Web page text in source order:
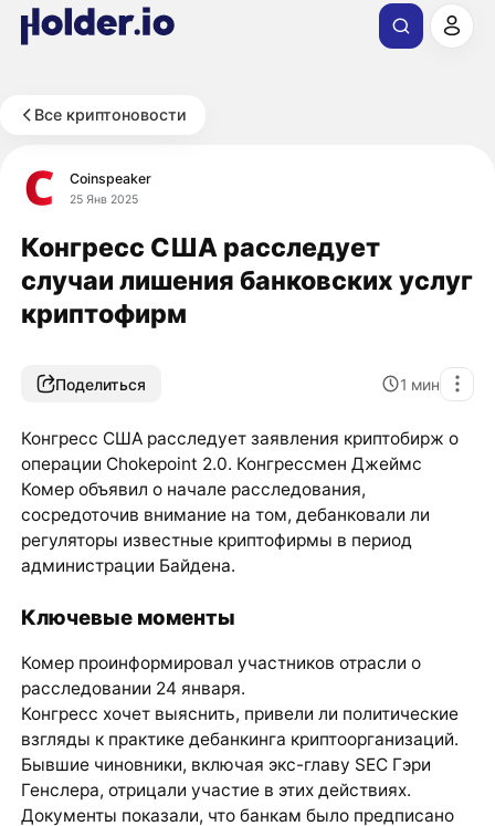
Все криптоновости
Coinspeaker
25 Янв 2025
Конгресс США расследует
случаи лишения банковских услуг
криптофирм
Поделиться 1 мин
Конгресс США расследует заявления криптобирж о
операции Chokepoint 2.0. Конгрессмен Джеймс
Комер объявил о начале расследования,
сосредоточив внимание на том, дебанковали ли
регуляторы известные криптофирмы в период
администрации Байдена.
Ключевые моменты
Комер проинформировал участников отрасли о
расследовании 24 января.
Конгресс хочет выяснить, привели ли политические
взгляды к практике дебанкинга криптоорганизаций.
Бывшие чиновники, включая экс-главу SEC Гэри
Генслера, отрицали участие в этих действиях.
Документы показали, что банкам было предписано